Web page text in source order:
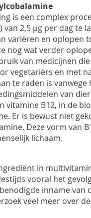
is een complex
2,5 µg per dag te
variëren en oplopen
nog wat verder
van medicijnen
vegetariërs en met
te raden is
van
B12, in de
Er is bewust niet
Deze vorm van
lichaam.
in
vooral het
inname van
veel meer over